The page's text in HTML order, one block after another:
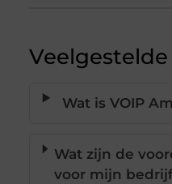
Wat is VOIP
Wat zijn de
voor mijn